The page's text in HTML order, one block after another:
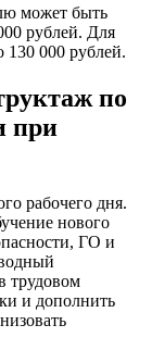
может быть
рублей. Для
000 рублей.
по
при
рабочего дня.
нового
ГО и
трудовом
и дополнить